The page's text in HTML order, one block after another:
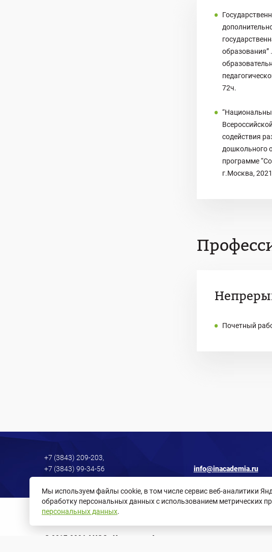
образования”
72ч.
содействия
дошкольного
программе
г.Москва,
Почетный
+7 (3843) 209-203,
+7 (3843) 99-34-56
info@inacademia.ru
Политика в отношении обработки персональных данных
© 2017-2026 АНОО «Интеллект Академия»
Мы используем файлы cookie, в том числе сервис веб-аналитики
обработку персональных данных с использованием метрических
персональных данных.